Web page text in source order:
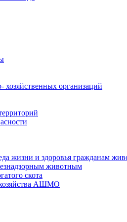
хозяйственных организаций
жизни и здоровья гражданам
животным
скота
хозяйства АШМО